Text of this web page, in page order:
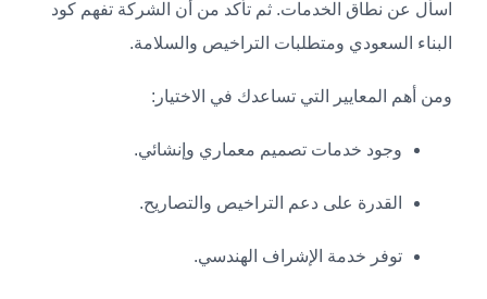
اسأل عن نطاق الخدمات. ثم تأكد من أن الشركة تفهم كود
البناء السعودي ومتطلبات التراخيص والسلامة.
ومن أهم المعايير التي تساعدك في الاختيار:
وجود خدمات تصميم معماري وإنشائي.
القدرة على دعم التراخيص والتصاريح.
توفر خدمة الإشراف الهندسي.